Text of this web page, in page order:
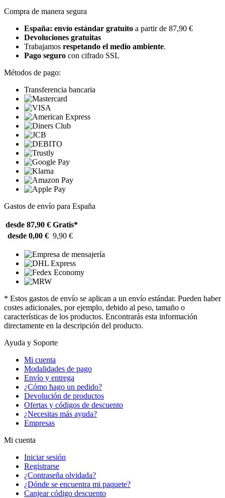
Compra de manera segura
España: envío estándar gratuito a partir de 87,90 €
Devoluciones gratuitas
Trabajamos respetando el medio ambiente.
Pago seguro con cifrado SSL
Métodos de pago:
Transferencia bancaria
Gastos de envío para España
desde 87,90 € Gratis*
desde 0,00 € 9,90 €
* Estos gastos de envío se aplican a un envío estándar. Pueden haber
costes adicionales, por ejemplo, debido al peso, tamaño o
características de los productos. Encontrarás esta información
directamente en la descripción del producto.
Ayuda y Soporte
Mi cuenta
Modalidades de pago
Envío y entrega
¿Cómo hago un pedido?
Devolución de productos
Ofertas y códigos de descuento
¿Necesitas más ayuda?
Empresas
Mi cuenta
Iniciar sesión
Registrarse
¿Contraseña olvidada?
¿Dónde se encuentra mi paquete?
Canjear código descuento